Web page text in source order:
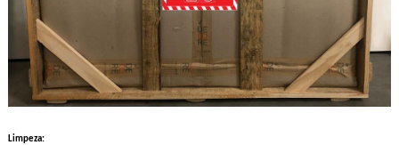
Limpeza: